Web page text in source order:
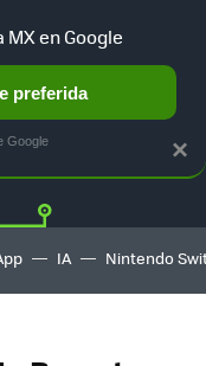
Twitter
IA Nintendo
×
en Google
preferida
Google